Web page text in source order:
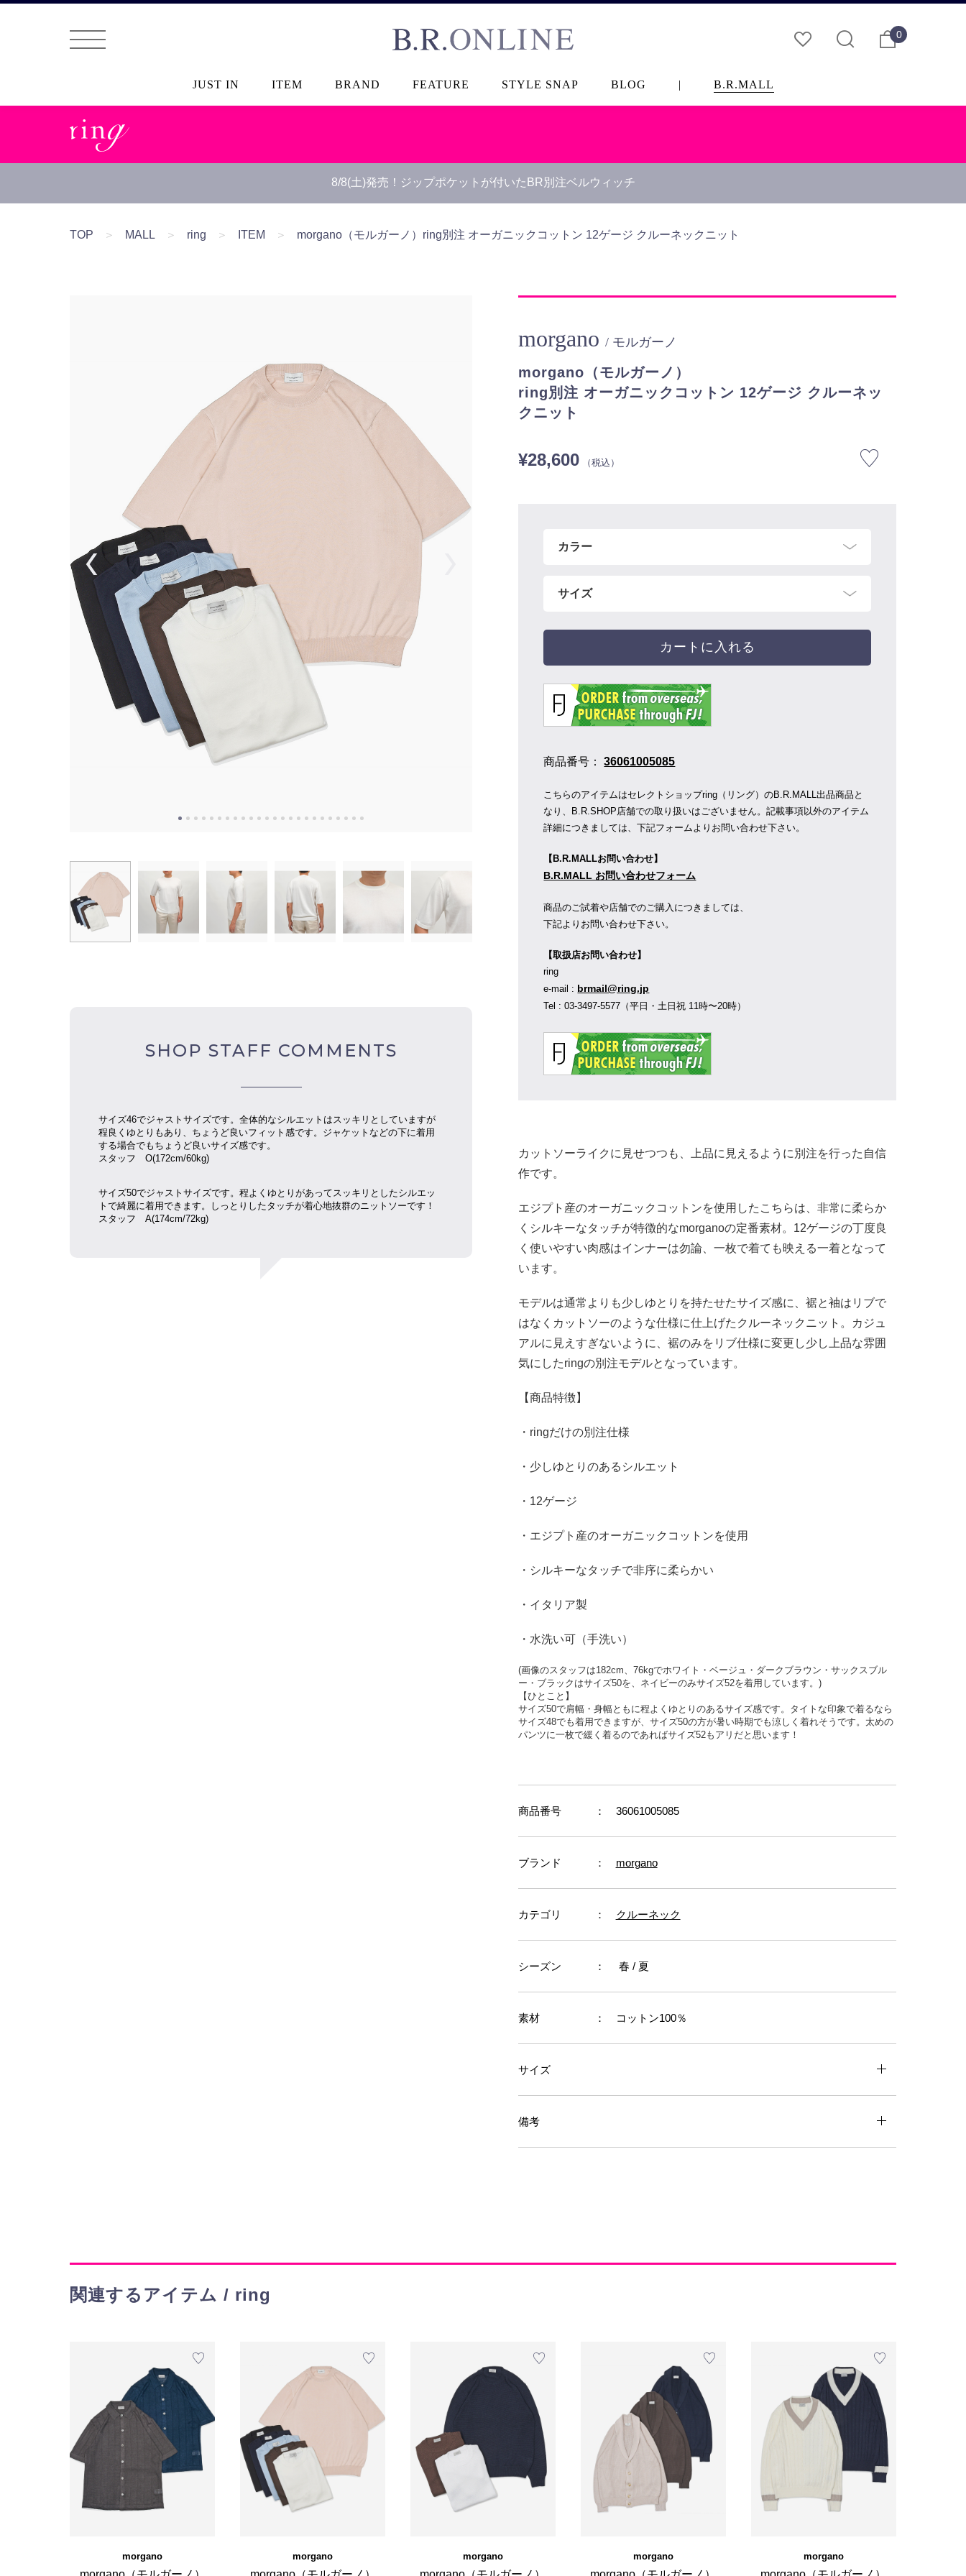
0
JUST IN ITEM BRAND FEATURE STYLE SNAP BLOG | B.R.MALL
8/8(土)発売！ジップポケットが付いたBR別注ベルウィッチ
TOP ＞ MALL ＞ ring ＞ ITEM ＞ morgano（モルガーノ） ring別注 オーガニックコットン 12ゲージ クルーネックニット
morgano/ モルガーノ
morgano（モルガーノ）
ring別注 オーガニックコットン 12ゲージ クルーネッ
クニット
¥28,600 （税込）
SHOP STAFF COMMENTS
サイズ46でジャストサイズです。全体的なシルエットはスッキリとしていますが
程良くゆとりもあり、ちょうど良いフィット感です。ジャケットなどの下に着用
する場合でもちょうど良いサイズ感です。
スタッフ O(172cm/60kg)
サイズ50でジャストサイズです。程よくゆとりがあってスッキリとしたシルエッ
トで綺麗に着用できます。しっとりしたタッチが着心地抜群のニットソーです！
スタッフ A(174cm/72kg)
カートに入れる
商品番号：36061005085
こちらのアイテムはセレクトショップring（リング）のB.R.MALL出品商品と
なり、B.R.SHOP店舗での取り扱いはございません。記載事項以外のアイテム
詳細につきましては、下記フォームよりお問い合わせ下さい。
【B.R.MALLお問い合わせ】
B.R.MALL お問い合わせフォーム
商品のご試着や店舗でのご購入につきましては、
下記よりお問い合わせ下さい。
【取扱店お問い合わせ】
ring
e-mail : brmail@ring.jp
Tel : 03-3497-5577（平日・土日祝 11時〜20時）
カットソーライクに見せつつも、上品に見えるように別注を行った自信
作です。
エジプト産のオーガニックコットンを使用したこちらは、非常に柔らか
くシルキーなタッチが特徴的なmorganoの定番素材。12ゲージの丁度良
く使いやすい肉感はインナーは勿論、一枚で着ても映える一着となって
います。
モデルは通常よりも少しゆとりを持たせたサイズ感に、裾と袖はリブで
はなくカットソーのような仕様に仕上げたクルーネックニット。カジュ
アルに見えすぎないように、裾のみをリブ仕様に変更し少し上品な雰囲
気にしたringの別注モデルとなっています。
【商品特徴】
・ringだけの別注仕様
・少しゆとりのあるシルエット
・12ゲージ
・エジプト産のオーガニックコットンを使用
・シルキーなタッチで非序に柔らかい
・イタリア製
・水洗い可（手洗い）
(画像のスタッフは182cm、76kgでホワイト・ベージュ・ダークブラウン・サックスブル
ー・ブラックはサイズ50を、ネイビーのみサイズ52を着用しています。)
【ひとこと】
サイズ50で肩幅・身幅ともに程よくゆとりのあるサイズ感です。タイトな印象で着るなら
サイズ48でも着用できますが、サイズ50の方が暑い時期でも涼しく着れそうです。太めの
パンツに一枚で緩く着るのであればサイズ52もアリだと思います！
商品番号 ： 36061005085
ブランド ： morgano
カテゴリ ： クルーネック
シーズン ： 春 / 夏
素材 ： コットン100％
サイズ
備考
関連するアイテム / ring
morgano morgano morgano morgano morgano